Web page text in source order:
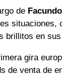
de
situaciones,
brillitos en
gira
de venta de